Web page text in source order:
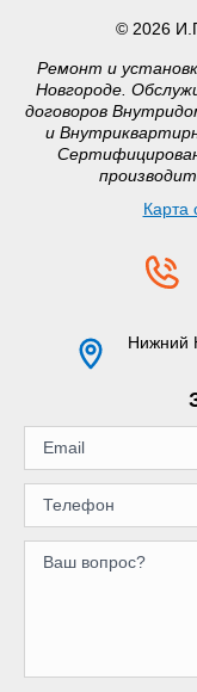
© 2026
Ремонт и
Новгороде.
договоров
и
Карта
Нижний